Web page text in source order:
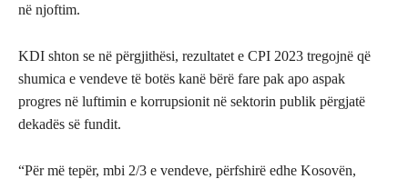
në njoftim.
KDI shton se në përgjithësi, rezultatet e CPI 2023 tregojnë që
shumica e vendeve të botës kanë bërë fare pak apo aspak
progres në luftimin e korrupsionit në sektorin publik përgjatë
dekadës së fundit.
“Për më tepër, mbi 2/3 e vendeve, përfshirë edhe Kosovën,